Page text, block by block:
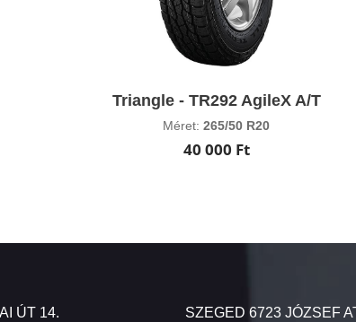
Triangle - TR292 AgileX A/T
Méret:265/50 R20
40 000 Ft
ÚT 14. SZEGED 6723 JÓZSEF